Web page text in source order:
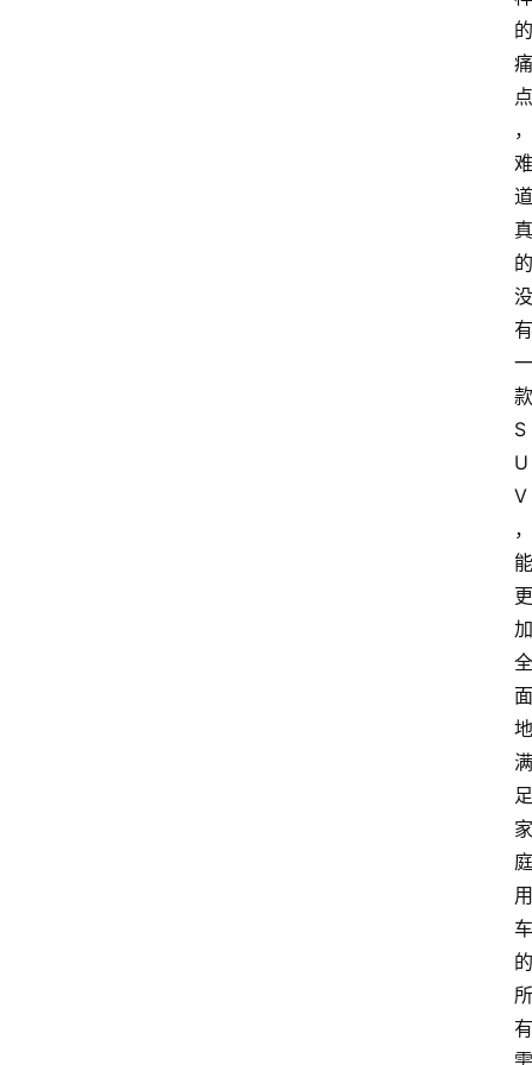
的
痛
点
，
难
道
真
的
没
有
一
款
S
U
V
，
能
更
加
全
面
地
满
足
家
庭
用
车
的
所
有